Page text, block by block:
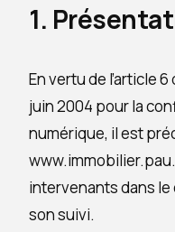
1.
En vertu de l’article
juin 2004 pour la
numérique, il est
intervenants dans le
son suivi.